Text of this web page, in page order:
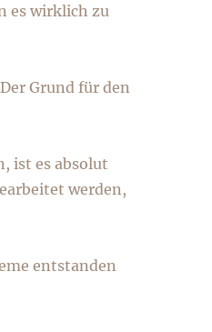
es wirklich zu
Grund für den
ist es absolut
werden,
entstanden